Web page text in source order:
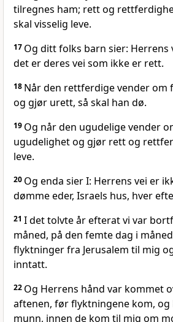
tilregnes ham; rett og
skal visselig leve.
17 Og ditt folks barn sier: Herrens
det er deres vei som ikke er rett.
18 Når den rettferdige vender
og gjør urett, så skal han dø.
19 Og når den ugudelige vender
ugudelighet og gjør rett og
leve.
20 Og enda sier I: Herrens vei er
dømme eder, Israels hus, hver
21 I det tolvte år efterat vi var
måned, på den femte dag i
flyktninger fra Jerusalem til mig
inntatt.
22 Og Herrens hånd var kommet
aftenen, før flyktningene kom,
munn, innen de kom til mig om